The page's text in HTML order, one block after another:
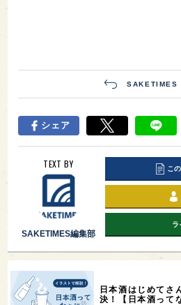
SAKETIMES
シェア
TEXT BY
SAKETIMES編集部
こ
ラ
日本酒はじめてさ
決！【日本酒って